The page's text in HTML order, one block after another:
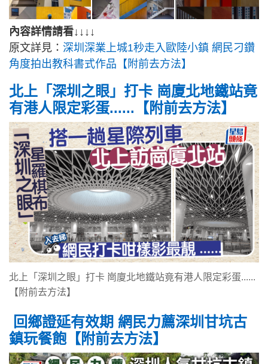
內容詳情請看↓↓↓↓
原文詳見： 深圳深業上城1秒走入歐陸小鎮 網民刁鑽
角度拍出教科書式作品【附前去方法】
北上「深圳之眼」打卡 崗廈北地鐵站竟
有港人限定彩蛋......【附前去方法】
北上「深圳之眼」打卡 崗廈北地鐵站竟有港人限定彩蛋......
【附前去方法】
回鄉證延有效期 網民力薦深圳甘坑古
鎮玩餐飽【附前去方法】